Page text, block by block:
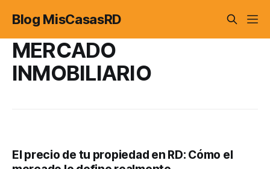
Blog MisCasasRD
MERCADO
INMOBILIARIO
El precio de tu propiedad en RD: Cómo el